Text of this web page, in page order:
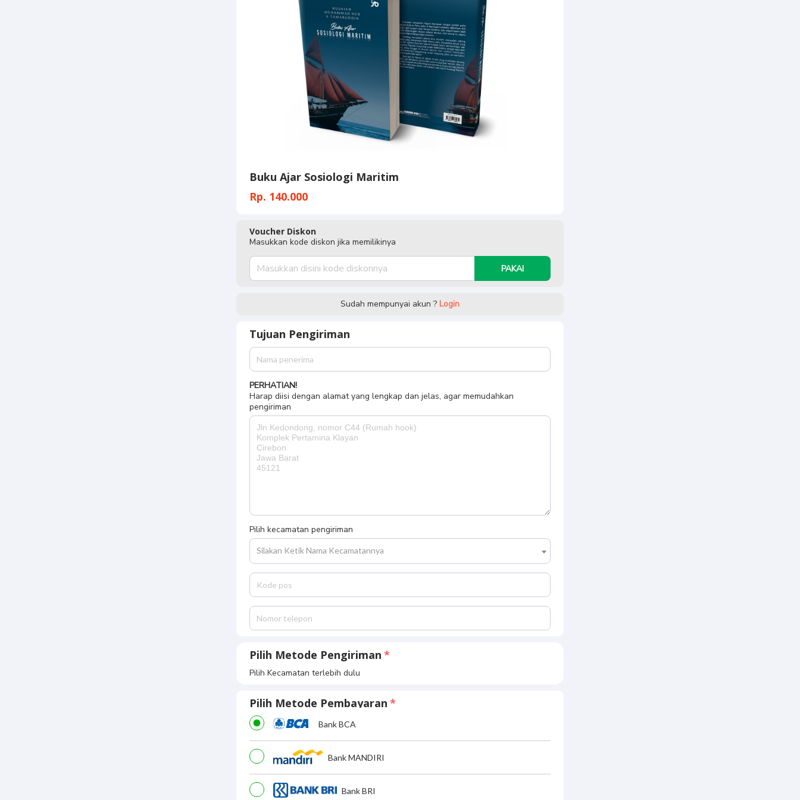
Buku Ajar Sosiologi Maritim​
Rp. 140.000
Voucher Diskon
Masukkan kode diskon jika memilikinya
PAKAI
Sudah mempunyai akun ? Login
Tujuan Pengiriman
PERHATIAN!
Harap diisi dengan alamat yang lengkap dan jelas, agar memudahkan
pengiriman
Pilih kecamatan pengiriman
Silakan Ketik Nama Kecamatannya
Pilih Metode Pengiriman
Pilih Kecamatan terlebih dulu
Pilih Metode Pembayaran
Bank BCA
Bank MANDIRI
Bank BRI